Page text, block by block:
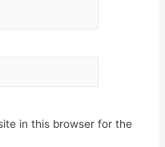
in this browser for the